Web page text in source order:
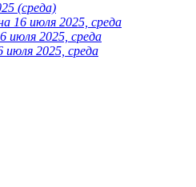
(среда)
16 июля 2025, среда
июля 2025, среда
2025, среда